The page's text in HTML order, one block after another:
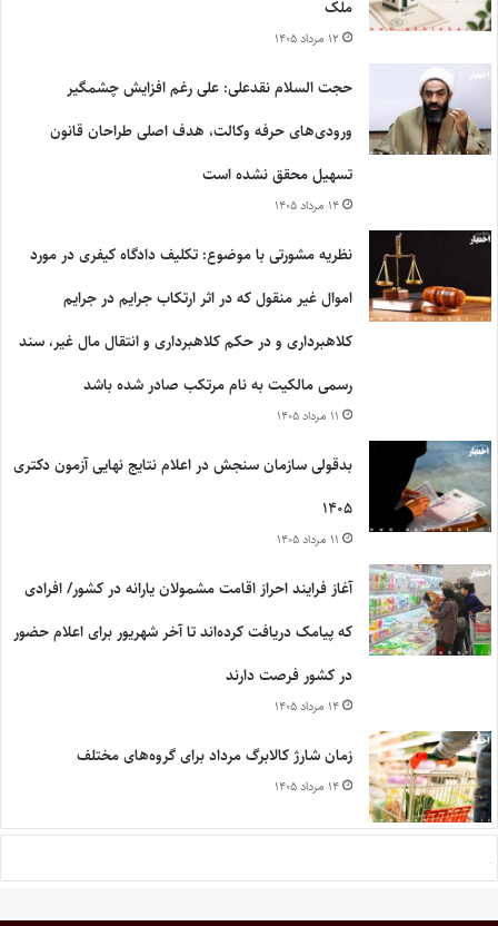
ملک
۱۲ مرداد ۱۴۰۵
حجت السلام نقدعلی: علی رغم افزایش چشمگیر
ورودی‌های حرفه وکالت، هدف اصلی طراحان قانون
تسهیل محقق نشده است
۱۴ مرداد ۱۴۰۵
نظریه مشورتی با موضوع: تکلیف دادگاه کیفری در مورد
اموال غیر منقول که در اثر ارتکاب جرایم در جرایم
کلاهبرداری و در حکم کلاهبرداری و انتقال مال غیر، سند
رسمی مالکیت به نام مرتکب صادر شده باشد
۱۱ مرداد ۱۴۰۵
بدقولی سازمان سنجش در اعلام نتایج نهایی آزمون دکتری
۱۴۰۵
۱۱ مرداد ۱۴۰۵
آغاز فرایند احراز اقامت مشمولان یارانه در کشور/ افرادی
که پیامک دریافت کرده‌اند تا آخر شهریور برای اعلام حضور
در کشور فرصت دارند
۱۴ مرداد ۱۴۰۵
زمان شارژ کالابرگ مرداد برای گروه‌های مختلف
۱۴ مرداد ۱۴۰۵